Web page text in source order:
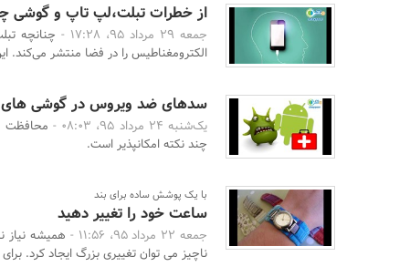
از خطرات تبلت،لپ تاپ و گوشی
جمعه 29 مرداد 95، 17:28 -
چنانچه
الکترومغناطیس را در فضا منتشر می‌کند.
سدهای ضد ویروس در گوشی های
یک‌شنبه 24 مرداد 95، 08:03 -
محافظت
چند نکته امکانپذیر است.
با یک پوشش ساده برای بند
ساعت خود را تغییر دهید
جمعه 22 مرداد 95، 11:56 -
همیشه نیاز
ناچیز می توان تغییری بزرگ ایجاد کرد.